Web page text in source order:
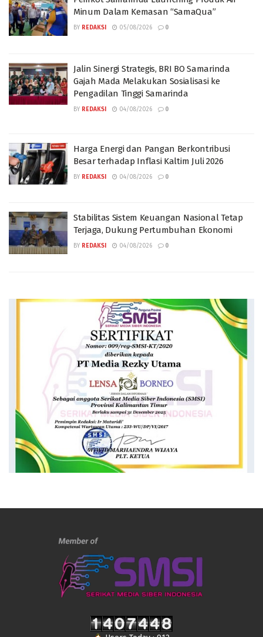
Minum Dalam Kemasan “SamaQua”
BY REDAKSI 05/08/2026 0
Jalin Sinergi Strategis, BRI BO Samarinda
Gajah Mada Melakukan Sosialisasi ke
Pengadilan Tinggi Samarinda
BY REDAKSI 04/08/2026 0
Harga Energi dan Pangan Berkontribusi
Besar terhadap Inflasi Kaltim Juli 2026
BY REDAKSI 04/08/2026 0
Stabilitas Sistem Keuangan Nasional Tetap
Terjaga, Dukung Pertumbuhan Ekonomi
BY REDAKSI 04/08/2026 0